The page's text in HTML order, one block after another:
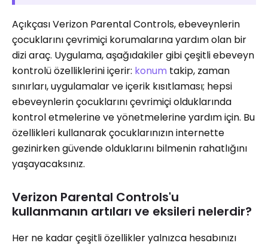
Açıkçası Verizon Parental Controls, ebeveynlerin
çocuklarını çevrimiçi korumalarına yardım olan bir
dizi araç. Uygulama, aşağıdakiler gibi çeşitli ebeveyn
kontrolü özelliklerini içerir: konum takip, zaman
sınırları, uygulamalar ve içerik kısıtlaması; hepsi
ebeveynlerin çocuklarını çevrimiçi olduklarında
kontrol etmelerine ve yönetmelerine yardım için. Bu
özellikleri kullanarak çocuklarınızın internette
gezinirken güvende olduklarını bilmenin rahatlığını
yaşayacaksınız.
Verizon Parental Controls'u
kullanmanın artıları ve eksileri nelerdir?
Her ne kadar çeşitli özellikler yalnızca hesabınızı